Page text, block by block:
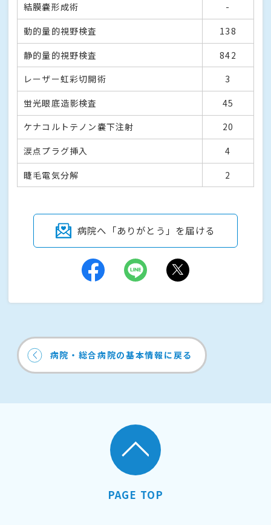
結膜嚢形成術
-
動的量的視野検査
138
静的量的視野検査
842
レーザー虹彩切開術
3
蛍光眼底造影検査
45
ケナコルトテノン嚢下注射
20
涙点プラグ挿入
4
睫毛電気分解
2
病院へ「ありがとう」を届ける
病院・総合病院の基本情報に戻る
PAGE TOP